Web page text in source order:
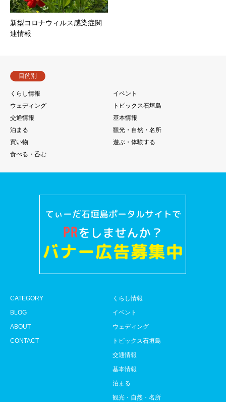
新型コロナウィルス感染症関
連情報
目的別
くらし情報
イベント
ウェディング
トピックス石垣島
交通情報
基本情報
泊まる
観光・自然・名所
買い物
遊ぶ・体験する
食べる・呑む
CATEGORY
BLOG
ABOUT
CONTACT
くらし情報
イベント
ウェディング
トピックス石垣島
交通情報
基本情報
泊まる
観光・自然・名所